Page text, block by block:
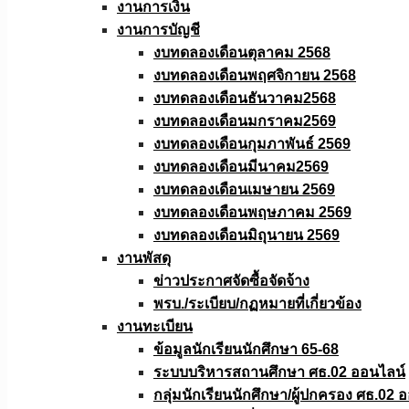
งานการเงิน
งานการบัญชี
งบทดลองเดือนตุลาคม 2568
งบทดลองเดือนพฤศจิกายน 2568
งบทดลองเดือนธันวาคม2568
งบทดลองเดือนมกราคม2569
งบทดลองเดือนกุมภาพันธ์ 2569
งบทดลองเดือนมีนาคม2569
งบทดลองเดือนเมษายน 2569
งบทดลองเดือนพฤษภาคม 2569
งบทดลองเดือนมิถุนายน 2569
งานพัสดุ
ข่าวประกาศจัดซื้อจัดจ้าง
พรบ./ระเบียบ/กฏหมายที่เกี่ยวข้อง
งานทะเบียน
ข้อมูลนักเรียนนักศึกษา 65-68
ระบบบริหารสถานศึกษา ศธ.02 ออนไลน์
กลุ่มนักเรียนนักศึกษา/ผู้ปกครอง ศธ.02